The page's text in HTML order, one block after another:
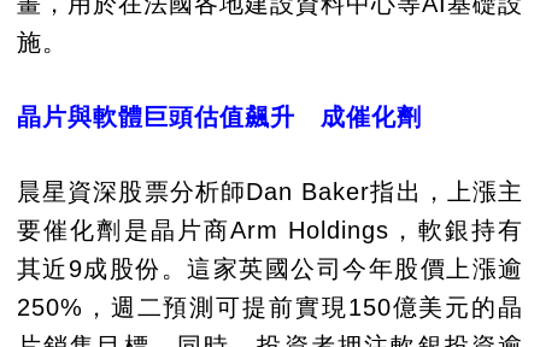
施。
晶片與軟體巨頭估值飆升 成催化劑
晨星資深股票分析師Dan Baker指出，上漲主
要催化劑是晶片商Arm Holdings，軟銀持有
其近9成股份。這家英國公司今年股價上漲逾
250%，週二預測可提前實現150億美元的晶